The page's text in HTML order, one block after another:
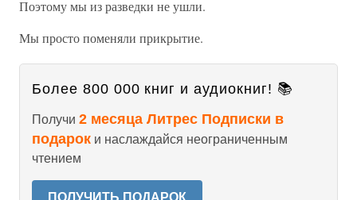
Поэтому мы из разведки не ушли.
Мы просто поменяли прикрытие.
Более 800 000 книг и аудиокниг! 📚
Получи 2 месяца Литрес Подписки в
подарок и наслаждайся неограниченным
чтением
ПОЛУЧИТЬ ПОДАРОК